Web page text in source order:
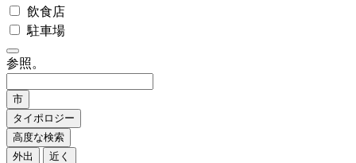
飲食店
駐車場
参照。
市
タイポロジー
高度な検索
外出
近く